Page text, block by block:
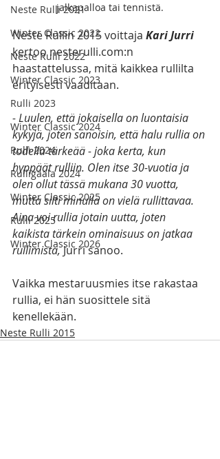
Neste Rulli 2021
Winter Classic 2022
Neste Rulli 2022
Winter Classic 2023
Rulli 2023
Winter Classic 2024
Rulli 2024
Rulligaala 2024
Winter Classic 2025
Rulli 2025
Winter Classic 2026
jalkapalloa tai tennistä.
Neste Rullin 2015 voittaja Kari Jurri
kertoo nesterulli.com:n
haastattelussa, mitä kaikkea rullilta
erityisesti vaaditaan.
- Luulen, että jokaisella on luontaisia
kykyjä, joten sanoisin, että halu rullia on
todella tärkeää - joka kerta, kun
hyppäät rulliin. Olen itse 30-vuotia ja
olen ollut tässä mukana 30 vuotta,
mutta silti minulla on vielä rullittavaa.
Aina voi rullia jotain uutta, joten
kaikista tärkein ominaisuus on jatkaa
rullimista, Jurri sanoo.
Vaikka mestaruusmies itse rakastaa
rullia, ei hän suosittele sitä
kenellekään.
Neste Rulli 2015